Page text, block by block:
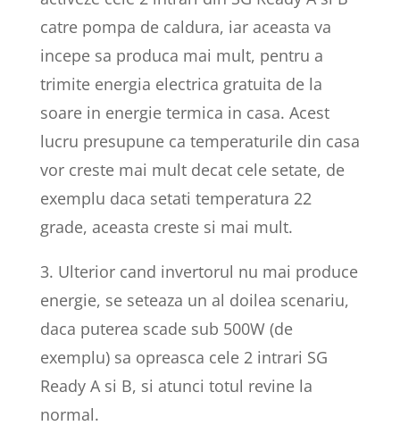
catre pompa de caldura, iar aceasta va
incepe sa produca mai mult, pentru a
trimite energia electrica gratuita de la
soare in energie termica in casa. Acest
lucru presupune ca temperaturile din casa
vor creste mai mult decat cele setate, de
exemplu daca setati temperatura 22
grade, aceasta creste si mai mult.
3. Ulterior cand invertorul nu mai produce
energie, se seteaza un al doilea scenariu,
daca puterea scade sub 500W (de
exemplu) sa opreasca cele 2 intrari SG
Ready A si B, si atunci totul revine la
normal.